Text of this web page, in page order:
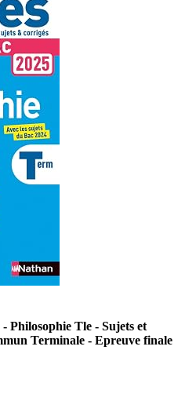
Philosophie Tle - Sujets et
Terminale - Epreuve finale